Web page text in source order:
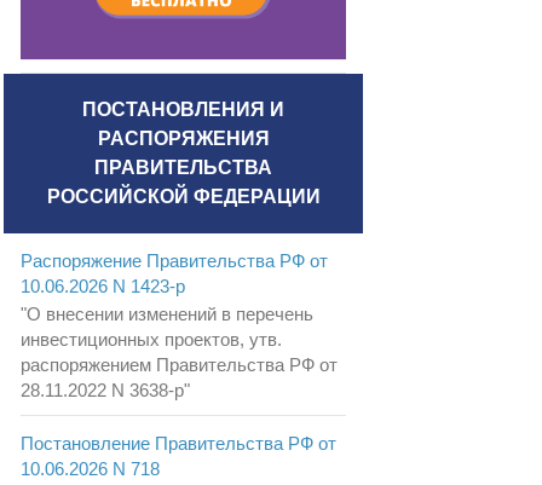
ПОСТАНОВЛЕНИЯ И
РАСПОРЯЖЕНИЯ
ПРАВИТЕЛЬСТВА
РОССИЙСКОЙ ФЕДЕРАЦИИ
Распоряжение Правительства РФ от
10.06.2026 N 1423-р
"О внесении изменений в перечень
инвестиционных проектов, утв.
распоряжением Правительства РФ от
28.11.2022 N 3638-р"
Постановление Правительства РФ от
10.06.2026 N 718